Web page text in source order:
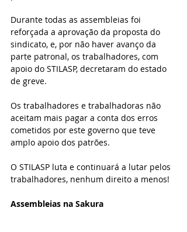
Durante todas as assembleias foi
reforçada a aprovação da proposta do
sindicato, e, por não haver avanço da
parte patronal, os trabalhadores, com
apoio do STILASP, decretaram do estado
de greve.
Os trabalhadores e trabalhadoras não
aceitam mais pagar a conta dos erros
cometidos por este governo que teve
amplo apoio dos patrões.
O STILASP luta e continuará a lutar pelos
trabalhadores, nenhum direito a menos!
Assembleias na Sakura